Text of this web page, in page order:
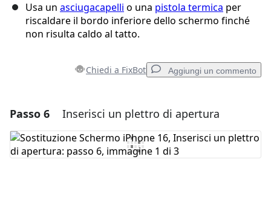
Usa un asciugacapelli o una pistola termica per
riscaldare il bordo inferiore dello schermo finché
non risulta caldo al tatto.
Chiedi a FixBot Aggiungi un commento
Aggiungi un commento
Aggiungi Commento
Passo 6 Inserisci un plettro di apertura